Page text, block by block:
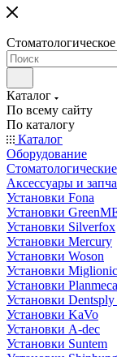
Каталог
По всему сайту
По каталогу
Каталог
Оборудование
Аксессуары и
Установки Fona
Установки
Установки Silverfox
Установки Mercury
Установки Woson
Установки
Установки Planmeca
Установки Dentsply
Установки KaVo
Установки A-dec
Установки Suntem